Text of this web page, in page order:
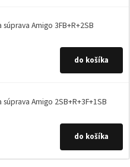
Amigo 3FB+R+2SB
Amigo 2SB+R+3F+1SB